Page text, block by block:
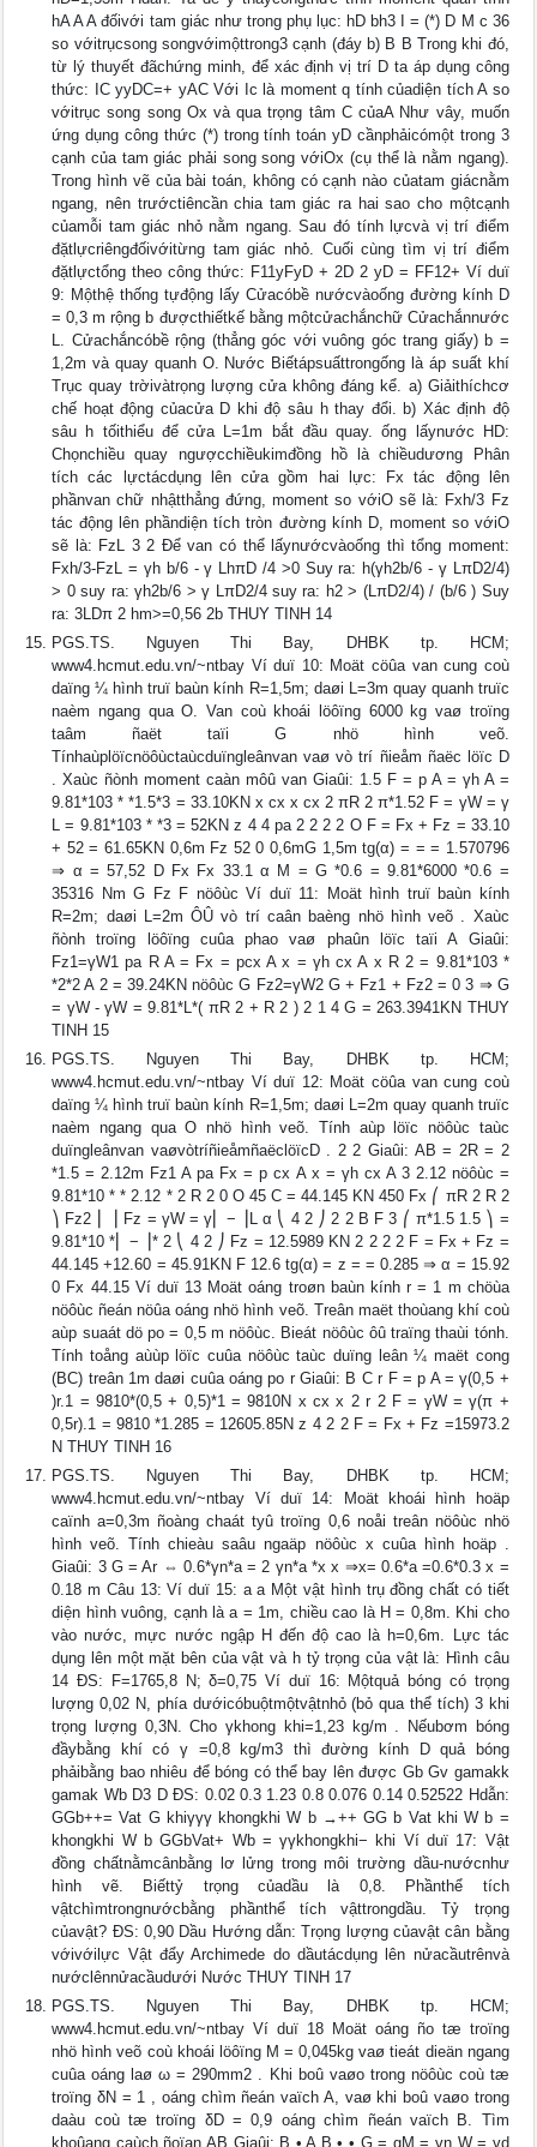
hA A A đốivới tam giác như trong phụ lục: hD bh3 I = (*) D M c 36
so vớitrụcsong songvớimộttrong3 cạnh (đáy b) B B Trong khi đó,
từ lý thuyết đãchứng minh, để xác định vị trí D ta áp dụng công
thức: IC yyDC=+ yAC Với Ic là moment q tính củadiện tích A so
vớitrục song song Ox và qua trọng tâm C củaA Như vây, muốn
ứng dụng công thức (*) trong tính toán yD cầnphảicómột trong 3
cạnh của tam giác phải song song vớiOx (cụ thể là nằm ngang).
Trong hình vẽ của bài toán, không có cạnh nào củatam giácnằm
ngang, nên trướctiêncần chia tam giác ra hai sao cho mộtcạnh
củamỗi tam giác nhỏ nằm ngang. Sau đó tính lựcvà vị trí điểm
đặtlựcriêngđốivớitừng tam giác nhỏ. Cuối cùng tìm vị trí điểm
đặtlựctổng theo công thức: F11yFyD + 2D 2 yD = FF12+ Ví duï
9: Mộthệ thống tựđộng lấy Cửacóbề nướcvàoống đường kính D
= 0,3 m rộng b đượcthiếtkế bằng mộtcửachắnchữ Cửachắnnước
L. Cửachắncóbề rộng (thẳng góc với vuông góc trang giấy) b =
1,2m và quay quanh O. Nước Biếtápsuấttrongống là áp suất khí
Trục quay trờivàtrọng lượng cửa không đáng kể. a) Giảithíchcơ
chế hoạt động củacửa D khi độ sâu h thay đổi. b) Xác định độ
sâu h tốithiểu để cửa L=1m bắt đầu quay. ống lấynước HD:
Chọnchiều quay ngượcchiềukimđồng hồ là chiềudương Phân
tích các lựctácdụng lên cửa gồm hai lực: Fx tác động lên
phầnvan chữ nhậtthẳng đứng, moment so vớiO sẽ là: Fxh/3 Fz
tác động lên phầndiện tích tròn đường kính D, moment so vớiO
sẽ là: FzL 3 2 Để van có thể lấynướcvàoống thì tổng moment:
Fxh/3-FzL = γh b/6 - γ LhπD /4 >0 Suy ra: h(γh2b/6 - γ LπD2/4)
> 0 suy ra: γh2b/6 > γ LπD2/4 suy ra: h2 > (LπD2/4) / (b/6 ) Suy
ra: 3LDπ 2 hm>=0,56 2b THUY TINH 14
PGS.TS. Nguyen Thi Bay, DHBK tp. HCM;
www4.hcmut.edu.vn/~ntbay Ví duï 10: Moät cöûa van cung coù
daïng ¼ hình truï baùn kính R=1,5m; daøi L=3m quay quanh truïc
naèm ngang qua O. Van coù khoái löôïng 6000 kg vaø troïng
taâm ñaët taïi G nhö hình veõ.
Tínhaùplöïcnöôùctaùcduïngleânvan vaø vò trí ñieåm ñaëc löïc D
. Xaùc ñònh moment caàn môû van Giaûi: 1.5 F = p A = γh A =
9.81*103 * *1.5*3 = 33.10KN x cx x cx 2 πR 2 π*1.52 F = γW = γ
L = 9.81*103 * *3 = 52KN z 4 4 pa 2 2 2 2 O F = Fx + Fz = 33.10
+ 52 = 61.65KN 0,6m Fz 52 0 0,6mG 1,5m tg(α) = = = 1.570796
⇒ α = 57,52 D Fx Fx 33.1 α M = G *0.6 = 9.81*6000 *0.6 =
35316 Nm G Fz F nöôùc Ví duï 11: Moät hình truï baùn kính
R=2m; daøi L=2m ÔÛ vò trí caân baèng nhö hình veõ . Xaùc
ñònh troïng löôïng cuûa phao vaø phaûn löïc taïi A Giaûi:
Fz1=γW1 pa R A = Fx = pcx A x = γh cx A x R 2 = 9.81*103 *
*2*2 A 2 = 39.24KN nöôùc G Fz2=γW2 G + Fz1 + Fz2 = 0 3 ⇒ G
= γW - γW = 9.81*L*( πR 2 + R 2 ) 2 1 4 G = 263.3941KN THUY
TINH 15
PGS.TS. Nguyen Thi Bay, DHBK tp. HCM;
www4.hcmut.edu.vn/~ntbay Ví duï 12: Moät cöûa van cung coù
daïng ¼ hình truï baùn kính R=1,5m; daøi L=2m quay quanh truïc
naèm ngang qua O nhö hình veõ. Tính aùp löïc nöôùc taùc
duïngleânvan vaøvòtríñieåmñaëclöïcD . 2 2 Giaûi: AB = 2R = 2
*1.5 = 2.12m Fz1 A pa Fx = p cx A x = γh cx A 3 2.12 nöôùc =
9.81*10 * * 2.12 * 2 R 2 0 O 45 C = 44.145 KN 450 Fx ⎛ πR 2 R 2
⎞ Fz2 ⎜ ⎟ Fz = γW = γ⎜ − ⎟L α ⎝ 4 2 ⎠ 2 2 B F 3 ⎛ π*1.5 1.5 ⎞ =
9.81*10 *⎜ − ⎟* 2 ⎝ 4 2 ⎠ Fz = 12.5989 KN 2 2 2 2 F = Fx + Fz =
44.145 +12.60 = 45.91KN F 12.6 tg(α) = z = = 0.285 ⇒ α = 15.92
0 Fx 44.15 Ví duï 13 Moät oáng troøn baùn kính r = 1 m chöùa
nöôùc ñeán nöûa oáng nhö hình veõ. Treân maët thoùang khí coù
aùp suaát dö po = 0,5 m nöôùc. Bieát nöôùc ôû traïng thaùi tónh.
Tính toång aùùp löïc cuûa nöôùc taùc duïng leân ¼ maët cong
(BC) treân 1m daøi cuûa oáng po r Giaûi: B C r F = p A = γ(0,5 +
)r.1 = 9810*(0,5 + 0,5)*1 = 9810N x cx x 2 r 2 F = γW = γ(π +
0,5r).1 = 9810 *1.285 = 12605.85N z 4 2 2 F = Fx + Fz =15973.2
N THUY TINH 16
PGS.TS. Nguyen Thi Bay, DHBK tp. HCM;
www4.hcmut.edu.vn/~ntbay Ví duï 14: Moät khoái hình hoäp
caïnh a=0,3m ñoàng chaát tyû troïng 0,6 noåi treân nöôùc nhö
hình veõ. Tính chieàu saâu ngaäp nöôùc x cuûa hình hoäp .
Giaûi: 3 G = Ar ⇔ 0.6*γn*a = 2 γn*a *x x ⇒x= 0.6*a =0.6*0.3 x =
0.18 m Câu 13: Ví duï 15: a a Một vật hình trụ đồng chất có tiết
diện hình vuông, cạnh là a = 1m, chiều cao là H = 0,8m. Khi cho
vào nước, mực nước ngập H đến độ cao là h=0,6m. Lực tác
dụng lên một mặt bên của vật và h tỷ trọng của vật là: Hình câu
14 ĐS: F=1765,8 N; δ=0,75 Ví duï 16: Mộtquả bóng có trọng
lượng 0,02 N, phía dướicóbuộtmộtvậtnhỏ (bỏ qua thể tích) 3 khi
trọng lượng 0,3N. Cho γkhong khi=1,23 kg/m . Nếubơm bóng
đầybằng khí có γ =0,8 kg/m3 thì đường kính D quả bóng
phảibằng bao nhiêu để bóng có thể bay lên được Gb Gv gamakk
gamak Wb D3 D ĐS: 0.02 0.3 1.23 0.8 0.076 0.14 0.52522 Hdẫn:
GGb++= Vat G khiγγγ khongkhi W b →++ GG b Vat khi W b =
khongkhi W b GGbVat+ Wb = γγkhongkhi− khi Ví duï 17: Vật
đồng chấtnằmcânbằng lơ lửng trong môi trường dầu-nướcnhư
hình vẽ. Biếttỷ trọng củadầu là 0,8. Phầnthể tích
vậtchìmtrongnướcbằng phầnthể tích vậttrongdầu. Tỷ trọng
củavật? ĐS: 0,90 Dầu Hướng dẫn: Trọng lượng củavật cân bằng
vớivớilực Vật đẩy Archimede do dầutácdụng lên nửacầutrênvà
nướclênnửacầudưới Nước THUY TINH 17
PGS.TS. Nguyen Thi Bay, DHBK tp. HCM;
www4.hcmut.edu.vn/~ntbay Ví duï 18 Moät oáng ño tæ troïng
nhö hình veõ coù khoái löôïng M = 0,045kg vaø tieát dieän ngang
cuûa oáng laø ω = 290mm2 . Khi boû vaøo trong nöôùc coù tæ
troïng δN = 1 , oáng chìm ñeán vaïch A, vaø khi boû vaøo trong
daàu coù tæ troïng δD = 0,9 oáng chìm ñeán vaïch B. Tìm
khoûang caùch ñoïan AB Giaûi: B • A B • • G = gM = γn W = γd